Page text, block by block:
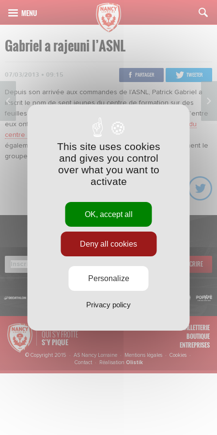
Gabriel a rajeuni l’ASNL
07/03/2013 • 09:15 PARTAGER TWEETER
Depuis son arrivée aux commandes de l’ASNL, Patrick Gabriel a
inscrit le nom de sept jeunes du centre de formation sur des
feuilles de match de Ligue 1 ou de coupe de France. Cinq d’entre
eux ont même fêté leurs débuts en professionnel. Le
blog du
centre de formation
répertorie tous ces joueurs et dresse
également la liste de ceux qui ont déjà intégré ponctuellement le
groupe pro à l’entraînement.
INSCRIVEZ-VOUS ÀLA NEWSLETTER
SOUSCRIRE
QUI S'Y FROTTE
S’Y PIQUE
BILLETTERIE
BOUTIQUE
ENTREPRISES
© Copyright 2015 · AS Nancy Lorraine · Mentions légales· Cookies·
Contact· Réalisation Olistik
This site uses cookies
and gives you control
over what you want to
activate
OK, accept all
Deny all cookies
Personalize
Privacy policy